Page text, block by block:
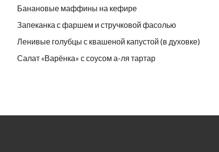
Банановые маффины на кефире
Запеканка с фаршем и стручковой фасолью
Ленивые голубцы с квашеной капустой (в духовке)
Салат «Варёнка» с соусом а-ля тартар